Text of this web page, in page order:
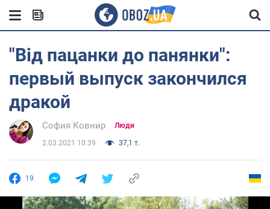
"Від пацанки до панянки":
первый выпуск закончился
дракой
София Ковнир Люди
2.03.2021 10:39 37,1 т.
19